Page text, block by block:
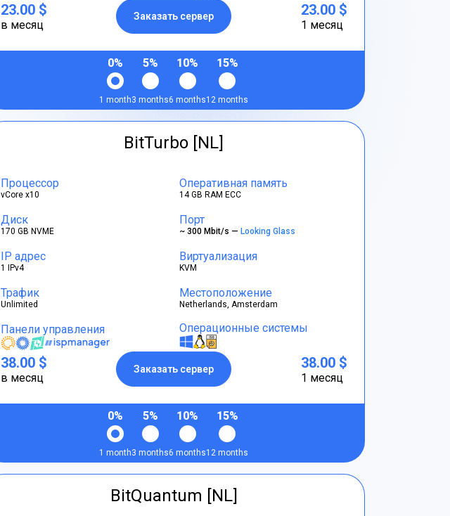
23.00 $
в месяц
Заказать сервер 23.00 $
1 месяц
0%
1 month
5%
3 months
10%
6 months
15%
12 months
BitTurbo [NL]
Процессор
vCore x10
Оперативная память
14 GB RAM ECC
Диск
170 GB NVME
Порт
~ 300 Mbit/s —Looking Glass
IP адрес
1 IPv4
Виртуализация
KVM
Трафик
Unlimited
Местоположение
Netherlands, Amsterdam
Панели управления Операционные системы
38.00 $
в месяц
Заказать сервер 38.00 $
1 месяц
0%
1 month
5%
3 months
10%
6 months
15%
12 months
BitQuantum [NL]